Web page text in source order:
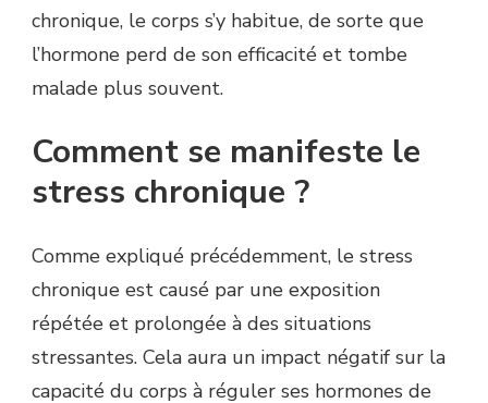
chronique, le corps s’y habitue, de sorte que
l’hormone perd de son efficacité et tombe
malade plus souvent.
Comment se manifeste le
stress chronique ?
Comme expliqué précédemment, le stress
chronique est causé par une exposition
répétée et prolongée à des situations
stressantes. Cela aura un impact négatif sur la
capacité du corps à réguler ses hormones de